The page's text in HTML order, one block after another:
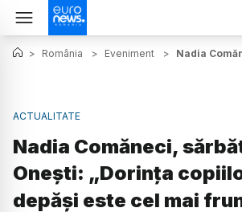
> România > Eveniment > Nadia
ACTUALITATE
Nadia Comăneci,
Onești: „Dorința
depăși este cel mai